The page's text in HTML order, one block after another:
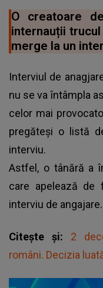
O creatoare
internauții
merge la un
Interviul de
nu se va întâmpla
celor mai
pregăteși o listă
interviu.
Astfel, o tânără a
care apelează de
interviu de
Citește și: 2
români. Decizia